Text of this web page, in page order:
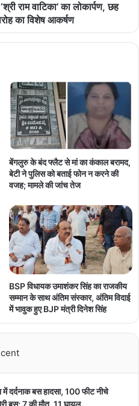
राम वाटिका’ का लोकार्पण, छह
का विशेष आकर्षण
बेंगलुरु के बंद फ्लैट से मां का कंकाल बरामद,
बेटी ने पुलिस को बताई फोन न करने की
वजह; मामले की जांच तेज
BSP विधायक उमाशंकर सिंह का राजकीय
सम्मान के साथ अंतिम संस्कार, अंतिम विदाई
में भावुक हुए BJP मंत्री दिनेश सिंह
में दर्दनाक बस हादसा, 100 फीट नीचे